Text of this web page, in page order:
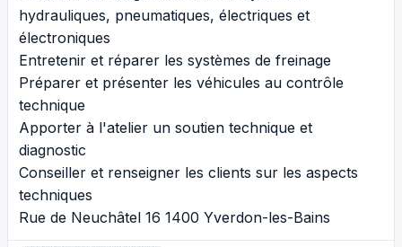
hydrauliques, pneumatiques, électriques et
électroniques
Entretenir et réparer les systèmes de freinage
Préparer et présenter les véhicules au contrôle
technique
Apporter à l'atelier un soutien technique et
diagnostic
Conseiller et renseigner les clients sur les aspects
techniques
Rue de Neuchâtel 16 1400 Yverdon-les-Bains